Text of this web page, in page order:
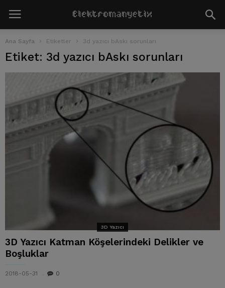
Ana Sayfa Etiketler 3d yazıcı bAskı sorunları
Etiket: 3d yazıcı bAskı sorunları
3D Yazıcı
3D Yazıcı Katman Köşelerindeki Delikler ve
Boşluklar
2018-05-31 0